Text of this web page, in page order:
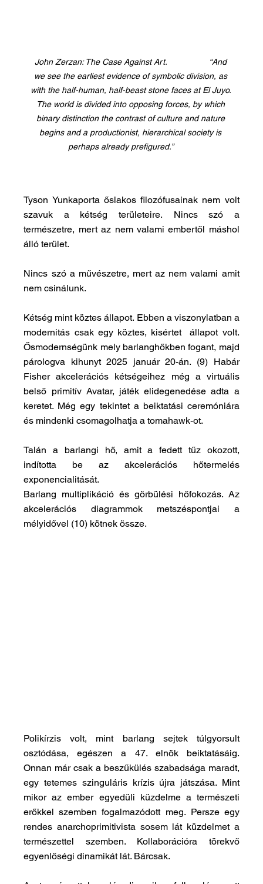
John Zerzan: The Case Against Art.                  “And
we see the earliest evidence of symbolic division, as
with the half-human, half-beast stone faces at El Juyo.
The world is divided into opposing forces, by which
binary distinction the contrast of culture and nature
begins and a productionist, hierarchical society is
perhaps already prefigured.”
Tyson Yunkaporta őslakos filozófusainak nem volt
szavuk a kétség területeire. Nincs szó a
természetre, mert az nem valami embertől máshol
álló terület.
Nincs szó a művészetre, mert az nem valami amit
nem csinálunk.
Kétség mint köztes állapot. Ebben a viszonylatban a
modernitás csak egy köztes, kisértet  állapot volt.
Ősmodernségünk mely barlanghőkben fogant, majd
párologva kihunyt 2025 január 20-án. (9) Habár
Fisher akcelerációs kétségeihez még a virtuális
belső primitív Avatar, játék elidegenedése adta a
keretet. Még egy tekintet a beiktatási ceremóniára
és mindenki csomagolhatja a tomahawk-ot.
Talán a barlangi hő, amit a fedett tűz okozott,
indította be az akcelerációs hőtermelés
exponencialitását.
Barlang multiplikáció és görbülési hőfokozás. Az
akcelerációs diagrammok metszéspontjai a
mélyidővel (10) kötnek össze.
Polikírzis volt, mint barlang sejtek túlgyorsult
osztódása, egészen a 47. elnök beiktatásáig.
Onnan már csak a beszűkülés szabadsága maradt,
egy tetemes szinguláris krízis újra játszása. Mint
mikor az ember egyedüli küzdelme a természeti
erőkkel szemben fogalmazódott meg. Persze egy
rendes anarchoprimitivista sosem lát küzdelmet a
természettel szemben. Kollaborációra törekvő
egyenlőségi dinamikát lát. Bárcsak.